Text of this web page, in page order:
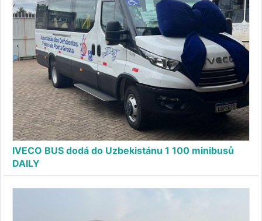
IVECO BUS dodá do Uzbekistánu 1 100 minibusů
DAILY